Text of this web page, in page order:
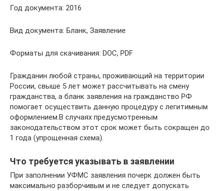
Год документа: 2016
Вид документа: Бланк, Заявление
Форматы для скачивания: DOC, PDF
Гражданин любой страны, проживающий на территории
России, свыше 5 лет может рассчитывать на смену
гражданства, а бланк заявления на гражданство РФ
помогает осуществить данную процедуру с легитимным
оформлением.В случаях предусмотренным
законодательством этот срок может быть сокращен до
1 года (упрощенная схема).
Что требуется указывать в заявлении
При заполнении УФМС заявления почерк должен быть
максимально разборчивым и не следует допускать